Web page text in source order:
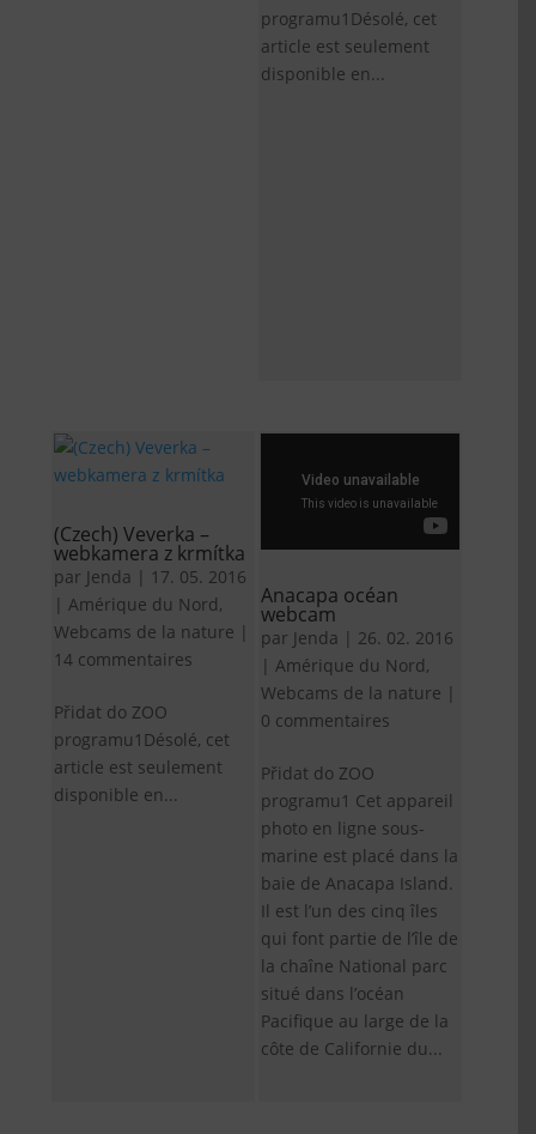
programu1Désolé, cet
article est seulement
disponible en...
(Czech) Veverka –
webkamera z krmítka
par Jenda | 17. 05. 2016
|Amérique du Nord,
Webcams de la nature |
14 commentaires
Přidat do ZOO
programu1Désolé, cet
article est seulement
disponible en...
Anacapa océan
webcam
par Jenda | 26. 02. 2016
|Amérique du Nord,
Webcams de la nature |
0 commentaires
Přidat do ZOO
programu1 Cet appareil
photo en ligne sous-
marine est placé dans la
baie de Anacapa Island.
Il est l’un des cinq îles
qui font partie de l’île de
la chaîne National parc
situé dans l’océan
Pacifique au large de la
côte de Californie du...